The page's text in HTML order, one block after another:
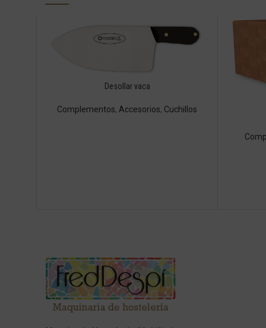
Desollar vaca
Complementos, Accesorios, Cuchillos